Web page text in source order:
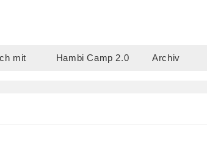
mit Hambi Camp 2.0 Archiv